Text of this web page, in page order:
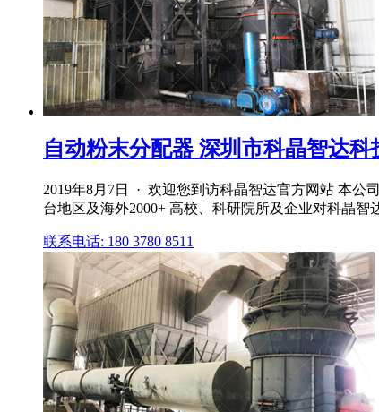
自动粉末分配器 深圳市科晶智达科
2019年8月7日 · 欢迎您到访科晶智达官方网站 本公
台地区及海外2000+ 高校、科研院所及企业对科晶智
联系电话: 180 3780 8511